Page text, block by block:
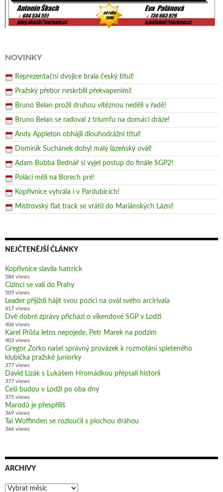
NOVINKY
Reprezentační dvojice brala český titul!
Pražský přebor neskrblil překvapeními!
Bruno Belan prožil druhou vítěznou neděli v řadě!
Bruno Belan se radoval z triumfu na domácí dráze!
Andy Appleton obhájil dlouhodrážní titul!
Dominik Suchánek dobyl malý lázeňský ovál!
Adam Bubba Bednář si vyjel postup do finále SGP2!
Poláci měli na Borech pré!
Kopřivnice vyhrála i v Pardubicích!
Mistrovský flat track se vrátil do Mariánských Lázní!
NEJČTENĚJŠÍ ČLÁNKY
Kopřivnice slavila hattrick
584 views
Cizinci se valí do Prahy
505 views
Leader přijíždí hájit svou pozici na ovál svého arcirivala
417 views
Dvě dobré zprávy přichází o víkendové SGP v Lodži
406 views
Karel Průša letos nepojede, Petr Marek na podzim
403 views
Gregor Zorko našel správný provázek k rozmotání spleteného
klubíčka pražské juniorky
377 views
David Lizák s Lukášem Hromádkou přepsali historii
377 views
Češi budou v Lodži po oba dny
375 views
Marodů je přespříliš
369 views
Tai Woffinden se rozloučil s plochou dráhou
366 views
ARCHIVY
Archivy